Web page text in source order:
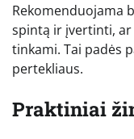
Rekomenduojama
spintą ir įvertinti,
tinkami. Tai padės
pertekliaus.
Praktiniai